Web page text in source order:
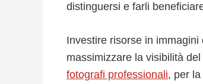
distinguersi e farli
Investire risorse in
massimizzare la visibilità
fotografi professionali, per